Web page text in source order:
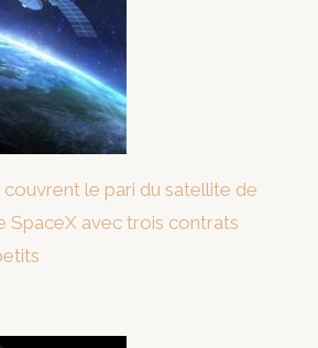
le pari du satellite de
SpaceX avec trois contrats